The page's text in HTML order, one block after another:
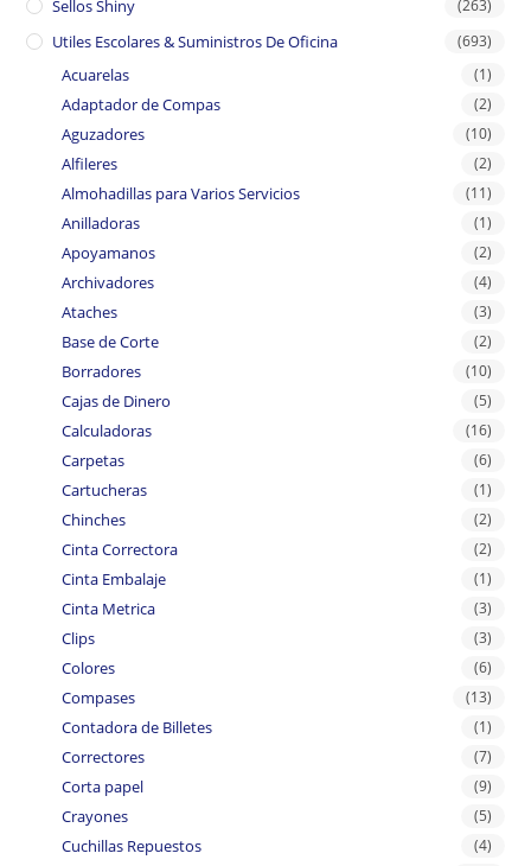
Sellos Shiny (263)
Utiles Escolares & Suministros De Oficina (693)
Acuarelas (1)
Adaptador de Compas (2)
Aguzadores (10)
Alfileres (2)
Almohadillas para Varios Servicios (11)
Anilladoras (1)
Apoyamanos (2)
Archivadores (4)
Ataches (3)
Base de Corte (2)
Borradores (10)
Cajas de Dinero (5)
Calculadoras (16)
Carpetas (6)
Cartucheras (1)
Chinches (2)
Cinta Correctora (2)
Cinta Embalaje (1)
Cinta Metrica (3)
Clips (3)
Colores (6)
Compases (13)
Contadora de Billetes (1)
Correctores (7)
Corta papel (9)
Crayones (5)
Cuchillas Repuestos (4)